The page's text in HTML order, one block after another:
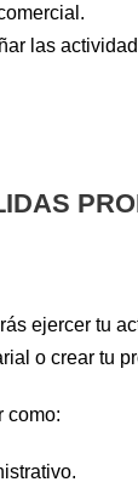
las
ejercer tu
o crear tu
como: